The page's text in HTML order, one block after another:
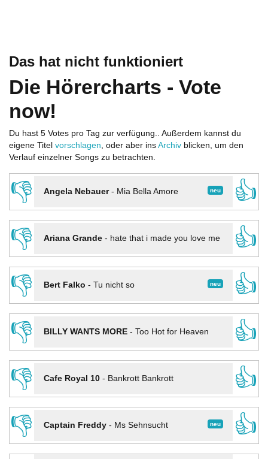
Das hat nicht funktioniert
Die Hörercharts - Vote
now!
Du hast 5 Votes pro Tag zur verfügung.. Außerdem kannst du
eigene Titel vorschlagen, oder aber ins Archiv blicken, um den
Verlauf einzelner Songs zu betrachten.
👎 neu
Angela Nebauer- Mia Bella Amore
👍
👎
Ariana Grande- hate that i made you love me
👍
👎
neu
Bert Falko - Tu nicht so
👍
👎
BILLY WANTS MORE- Too Hot for Heaven
👍
👎
Cafe Royal 10- Bankrott Bankrott
👍
👎
neu
Captain Freddy- Ms Sehnsucht
👍